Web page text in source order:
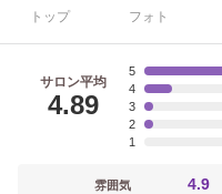
トップ フォト
サロン平均
4.89
5
4
3
2
1
雰囲気 4.9